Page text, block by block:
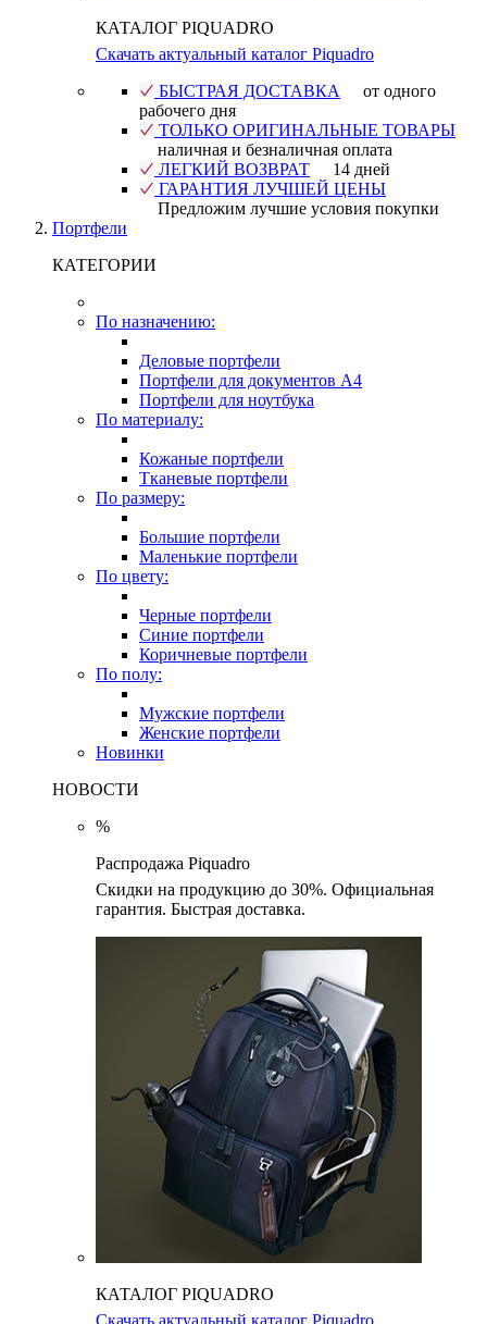
КАТАЛОГ PIQUADRO
Скачать актуальный каталог Piquadro
БЫСТРАЯ ДОСТАВКА
от одного
рабочего дня
ТОЛЬКО ОРИГИНАЛЬНЫЕ ТОВАРЫ
наличная и безналичная оплата
ЛЕГКИЙ ВОЗВРАТ
14 дней
ГАРАНТИЯ ЛУЧШЕЙ ЦЕНЫ
Предложим лучшие условия покупки
Портфели
КАТЕГОРИИ
По назначению:
Деловые портфели
Портфели для документов A4
Портфели для ноутбука
По материалу:
Кожаные портфели
Тканевые портфели
По размеру:
Большие портфели
Маленькие портфели
По цвету:
Черные портфели
Синие портфели
Коричневые портфели
По полу:
Мужские портфели
Женские портфели
Новинки
НОВОСТИ
%
Распродажа Piquadro
Скидки на продукцию до 30%. Официальная
гарантия. Быстрая доставка.
КАТАЛОГ PIQUADRO
Скачать актуальный каталог Piquadro